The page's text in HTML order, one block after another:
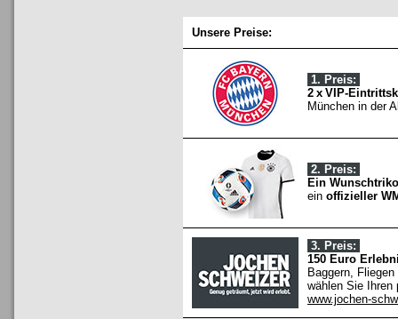
Unsere Preise:
1. Preis:
2 x VIP-
München in der
2. Preis:
Ein
ein offizieller
3. Preis:
150 Euro
Baggern,
wählen Sie Ihren
www.jochen-